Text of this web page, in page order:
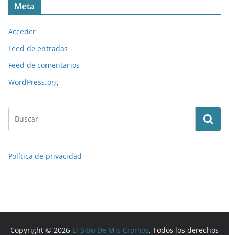
Meta
Acceder
Feed de entradas
Feed de comentarios
WordPress.org
Política de privacidad
Copyright © 2026 El Sitio De Mis Cromos. Todos los derechos